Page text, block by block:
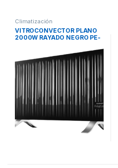
Climatización
VITROCONVECTOR PLANO
2000W RAYADO NEGRO PE-